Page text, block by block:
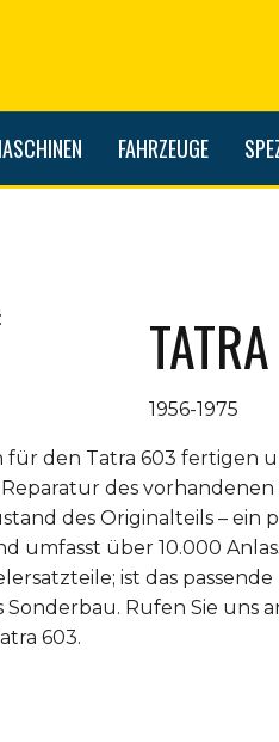
FAHRZEUGE
1956-1975
für den Tatra 603 fertigen
des vorhandenen
des Originalteils – ein
umfasst über 10.000
ist das
Rufen Sie uns
603.